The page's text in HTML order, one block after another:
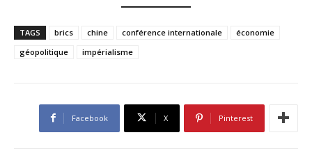
TAGS brics chine conférence internationale
économie
géopolitique
impérialisme
Facebook X Pinterest